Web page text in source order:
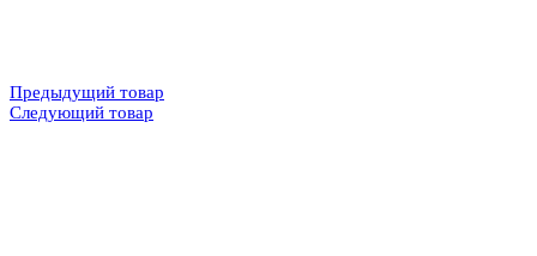
Предыдущий товар
Следующий товар